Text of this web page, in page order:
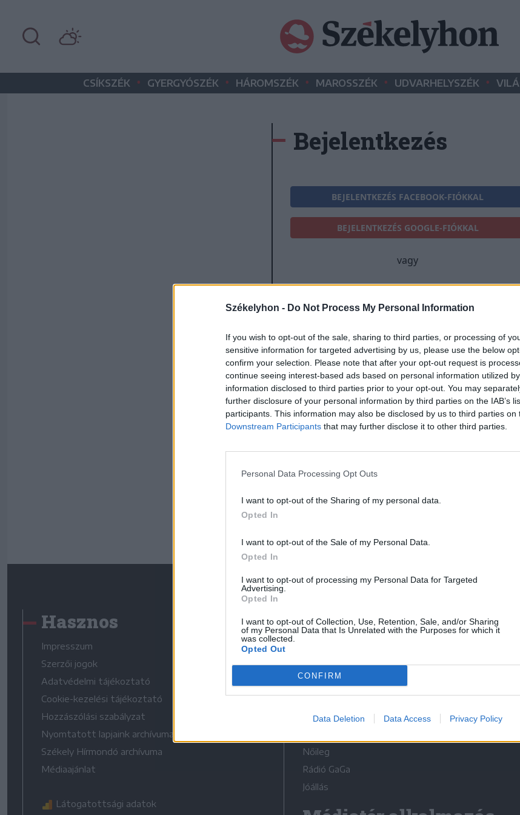
Székelyhon - Do Not Process My Personal Information
If you wish to opt-out of the sale, sharing to third parties, or processing of
sensitive information for targeted advertising by us, please use the below
confirm your selection. Please note that after your opt-out request is
continue seeing interest-based ads based on personal information utilized
information disclosed to third parties prior to your opt-out. You may
further disclosure of your personal information by third parties on the IAB’s
participants. This information may also be disclosed by us to third parties on
Downstream Participants that may further disclose it to other third parties.
Personal Data Processing Opt Outs
I want to opt-out of the Sharing of my personal data.
Opted In
I want to opt-out of the Sale of my Personal Data.
Opted In
I want to opt-out of processing my Personal Data for Targeted
Advertising.
Opted In
I want to opt-out of Collection, Use, Retention, Sale, and/or Sharing
of my Personal Data that Is Unrelated with the Purposes for which it
was collected.
Opted Out
CONFIRM
Data Deletion Data Access Privacy Policy
CSÍKSZÉK • GYERGYÓSZÉK • HÁROMSZÉK • MAROSSZÉK • UDVARHELYSZÉK •
Bejelentkezés
BEJELENTKEZÉS FACEBOOK-FIÓKKAL
BEJELENTKEZÉS GOOGLE-FIÓKKAL
vagy
E-mail-cím
Jelszó
Elfelejtette a jelszavát?
BEJELENTKEZÉS
Hasznos
Impresszum
Szerzői jogok
Adatvédelmi tájékoztató
Cookie-kezelési tájékoztató
Hozzászólási szabályzat
Nyomtatott lapjaink archívuma
Székely Hírmondó archívuma
Médiaajánlat
Látogatottsági adatok
Médiatér
Liget
Krónika
Bihari Napló
Erdélyi Napló
Nőileg
Rádió GaGa
Jóállás